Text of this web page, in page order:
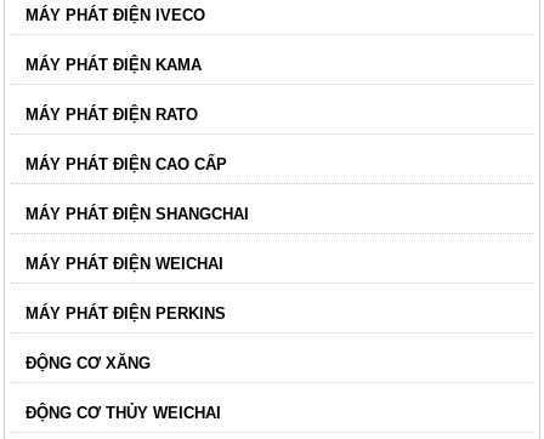
MÁY PHÁT ĐIỆN IVECO
MÁY PHÁT ĐIỆN KAMA
MÁY PHÁT ĐIỆN RATO
MÁY PHÁT ĐIỆN CAO CẤP
MÁY PHÁT ĐIỆN SHANGCHAI
MÁY PHÁT ĐIỆN WEICHAI
MÁY PHÁT ĐIỆN PERKINS
ĐỘNG CƠ XĂNG
ĐỘNG CƠ THỦY WEICHAI